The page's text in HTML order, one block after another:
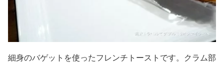
細身のバゲットを使ったフレンチトーストです。クラム部